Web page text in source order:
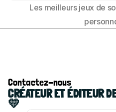
Les meilleurs jeux de
Contactez-nous
CRÉATEUR ET ÉDITEUR
💛